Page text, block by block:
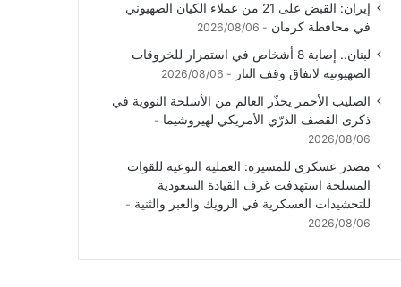
إيران: القبض على 21 من عملاء الكيان الصهيوني
في محافظة كرمان
2026/08/06
لبنان.. إصابة 8 أشخاص في استمرار للخروقات
الصهيونية لاتفاق وقف النار
2026/08/06
الصليب الأحمر يحذّر العالم من الأسلحة النووية في
ذكرى القصف الذرّي الأمريكي لهيروشيما
2026/08/06
مصدر عسكري للمسيرة: العملية النوعية للقوات
المسلحة استهدفت غرف القيادة السعودية
للتحشيدات العسكرية في الرويك والعبر والثنية
2026/08/06